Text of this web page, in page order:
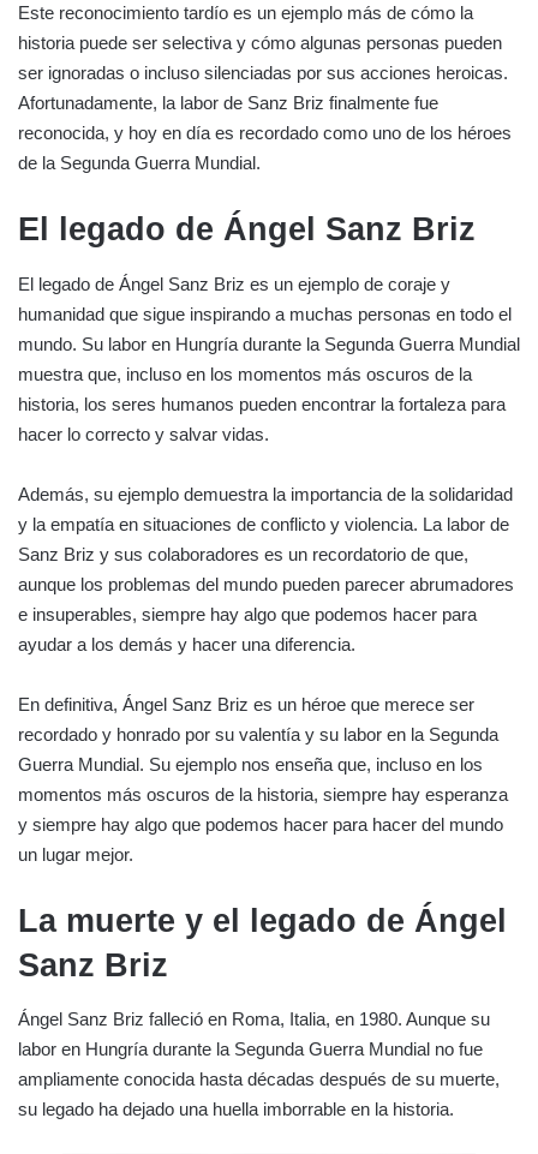
Este reconocimiento tardío es un ejemplo más de cómo la
historia puede ser selectiva y cómo algunas personas pueden
ser ignoradas o incluso silenciadas por sus acciones heroicas.
Afortunadamente, la labor de Sanz Briz finalmente fue
reconocida, y hoy en día es recordado como uno de los héroes
de la Segunda Guerra Mundial.
El legado de Ángel Sanz Briz
El legado de Ángel Sanz Briz es un ejemplo de coraje y
humanidad que sigue inspirando a muchas personas en todo el
mundo. Su labor en Hungría durante la Segunda Guerra Mundial
muestra que, incluso en los momentos más oscuros de la
historia, los seres humanos pueden encontrar la fortaleza para
hacer lo correcto y salvar vidas.
Además, su ejemplo demuestra la importancia de la solidaridad
y la empatía en situaciones de conflicto y violencia. La labor de
Sanz Briz y sus colaboradores es un recordatorio de que,
aunque los problemas del mundo pueden parecer abrumadores
e insuperables, siempre hay algo que podemos hacer para
ayudar a los demás y hacer una diferencia.
En definitiva, Ángel Sanz Briz es un héroe que merece ser
recordado y honrado por su valentía y su labor en la Segunda
Guerra Mundial. Su ejemplo nos enseña que, incluso en los
momentos más oscuros de la historia, siempre hay esperanza
y siempre hay algo que podemos hacer para hacer del mundo
un lugar mejor.
La muerte y el legado de Ángel
Sanz Briz
Ángel Sanz Briz falleció en Roma, Italia, en 1980. Aunque su
labor en Hungría durante la Segunda Guerra Mundial no fue
ampliamente conocida hasta décadas después de su muerte,
su legado ha dejado una huella imborrable en la historia.